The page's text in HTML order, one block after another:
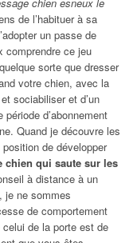
de l’habituer à sa
un passe de
comprendre ce jeu
sorte que dresser
votre chien, avec la
sociabiliser et d’un
d’abonnement
Quand je découvre les
de développer
chien qui saute sur les
à distance à un
je ne sommes
de comportement
de la porte est de